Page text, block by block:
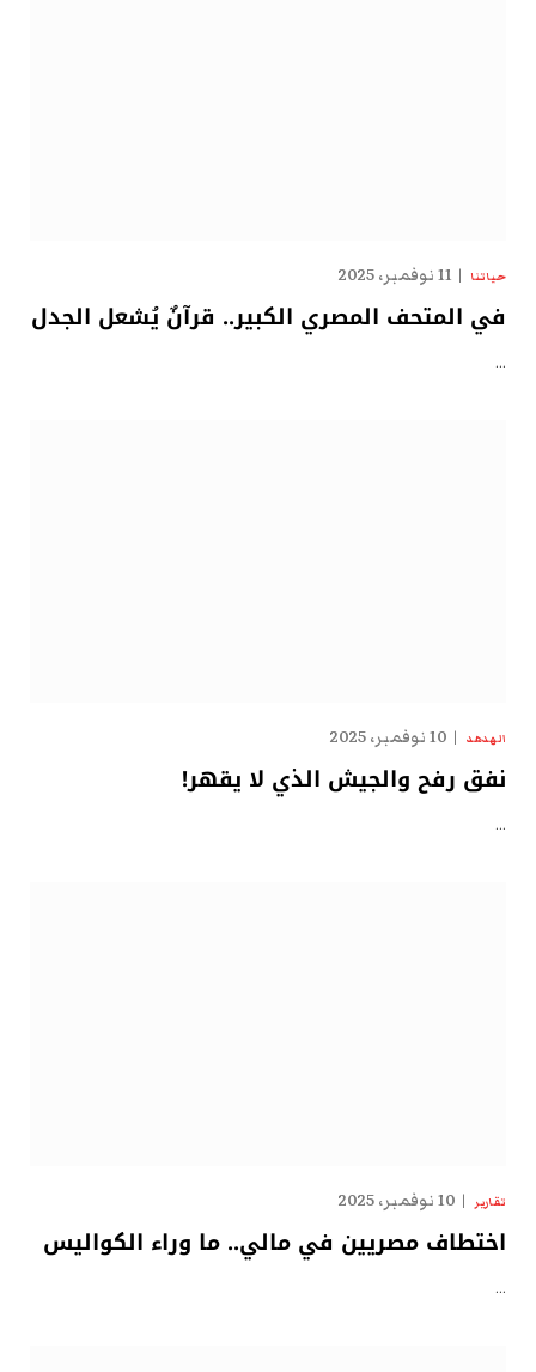
حياتنا 11 نوفمبر، 2025
في المتحف المصري الكبير.. قرآنٌ يُشعل الجدل
…
الهدهد 10 نوفمبر، 2025
نفق رفح والجيش الذي لا يقهر!
…
تقارير 10 نوفمبر، 2025
اختطاف مصريين في مالي.. ما وراء الكواليس
…